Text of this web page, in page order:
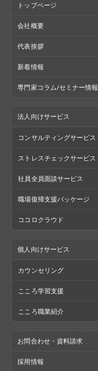
トップページ
会社概要
代表挨拶
新着情報
専門家コラム/セミナー情報
法人向けサービス
コンサルティングサービス
ストレスチェックサービス
社員全員面談サービス
職場復帰支援パッケージ
ココロクラウド
個人向けサービス
カウンセリング
こころ学習支援
こころ職業紹介
お問合わせ・資料請求
採用情報